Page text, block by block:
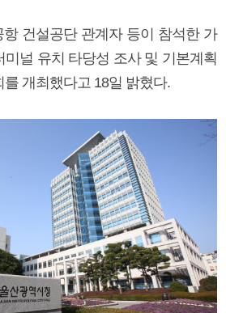
건설공단 관계자 등이 참석한 가
미널 유치 타당성 조사 및 기본계획
를 개최했다고 18일 밝혔다.